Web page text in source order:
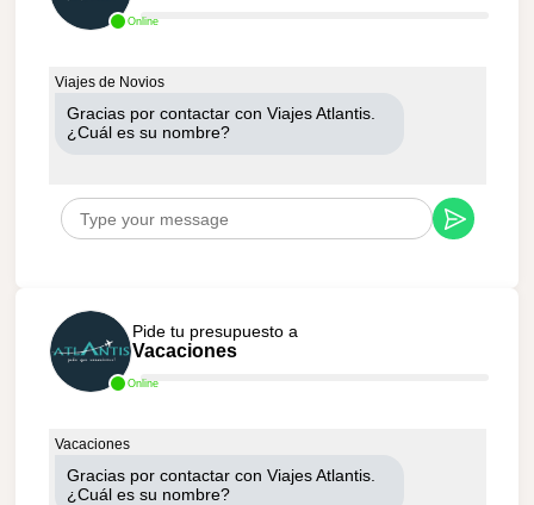
Online
Viajes de Novios
Gracias por contactar con Viajes Atlantis.
¿Cuál es su nombre?
Online
Pide tu presupuesto a
Vacaciones
Vacaciones
Gracias por contactar con Viajes Atlantis.
¿Cuál es su nombre?